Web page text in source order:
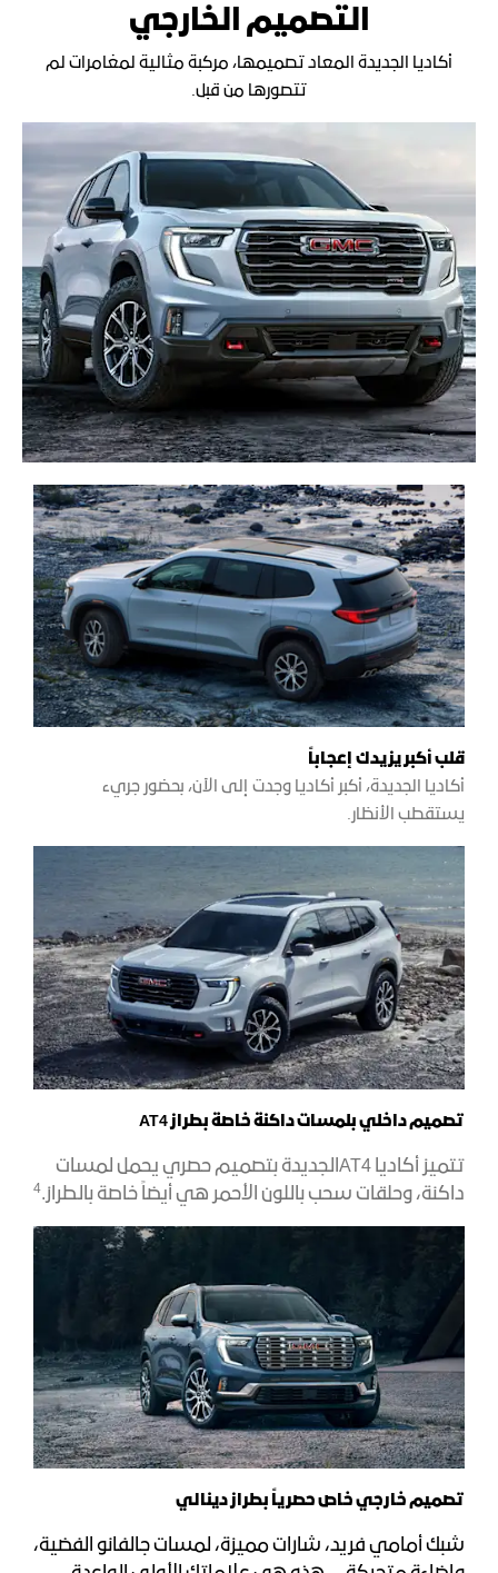
التصميم الخارجي
أكاديا الجديدة المعاد تصميمها، مركبة مثالية لمغامرات لم
تتصورها من قبل.
قلب أكبر يزيدك إعجاباً
أكاديا الجديدة، أكبر أكاديا وجدت إلى الآن، بحضور جريء
يستقطب الأنظار.
تصميم داخلي بلمسات داكنة خاصة بطراز AT4
تتميز أكاديا AT4الجديدة بتصميم حصري يحمل لمسات
داكنة، وحلقات سحب باللون الأحمر هي أيضاً خاصة بالطراز.4
تصميم خارجي خاص حصرياً بطراز دينالي
شبك أمامي فريد، شارات مميزة، لمسات جالفانو الفضية،